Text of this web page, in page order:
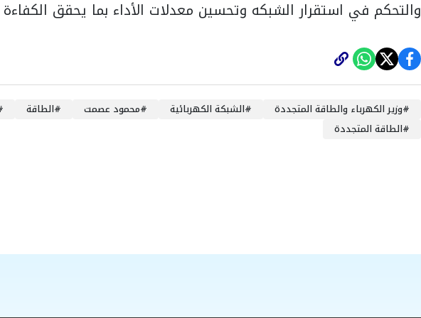
والتحكم في استقرار الشبكه وتحسين معدلات الأداء بما يحقق
#وزير ‏‎الكهرباء والطاقة المتجددة #الشبكة الكهربائية #محمود عصمت #الطاقة
#الطاقة المتجددة